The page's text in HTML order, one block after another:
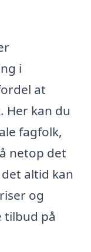
i
at
Her kan du
fagfolk,
netop det
altid kan
og
tilbud på